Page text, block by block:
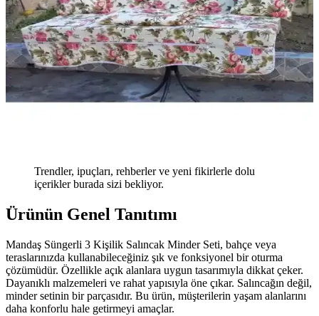
Trendler, ipuçları, rehberler ve yeni fikirlerle dolu
içerikler burada sizi bekliyor.
Ürünün Genel Tanıtımı
Mandaş Süngerli 3 Kişilik Salıncak Minder Seti, bahçe veya
teraslarınızda kullanabileceğiniz şık ve fonksiyonel bir oturma
çözümüdür. Özellikle açık alanlara uygun tasarımıyla dikkat çeker.
Dayanıklı malzemeleri ve rahat yapısıyla öne çıkar. Salıncağın değil,
minder setinin bir parçasıdır. Bu ürün, müşterilerin yaşam alanlarını
daha konforlu hale getirmeyi amaçlar.